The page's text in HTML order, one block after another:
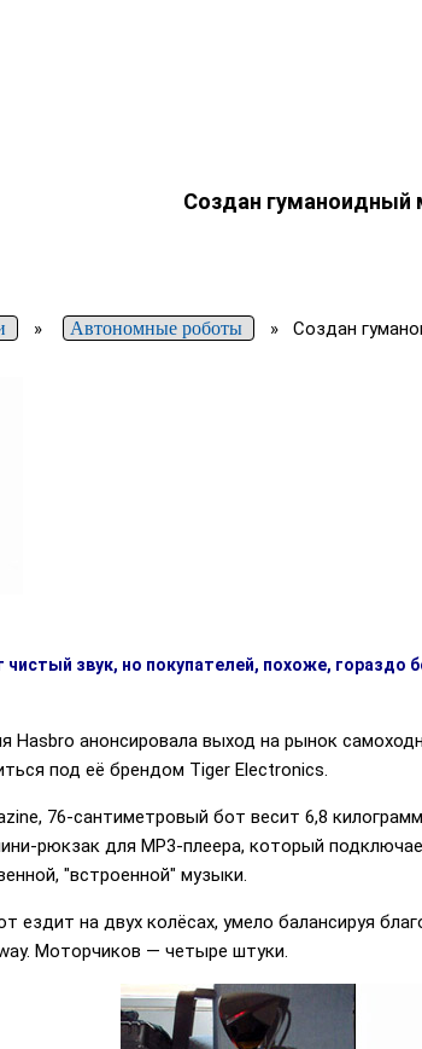
Создан гуманоидный
» Автономные роботы » Создан
чистый звук, но покупателей, похоже,
Hasbro анонсировала выход на рынок
под её брендом Tiger Electronics.
76-сантиметровый бот весит 6,8
рюкзак для MP3-плеера, который
"встроенной" музыки.
ездит на двух колёсах, умело балансируя
Моторчиков — четыре штуки.